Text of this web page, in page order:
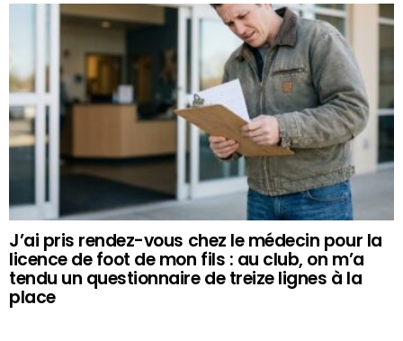
J’ai pris rendez-vous chez le médecin pour la
licence de foot de mon fils : au club, on m’a
tendu un questionnaire de treize lignes à la
place